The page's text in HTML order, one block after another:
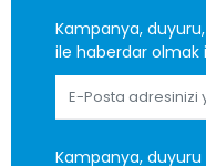
Kampanya,
ile haberdar olmak
Kampanya,